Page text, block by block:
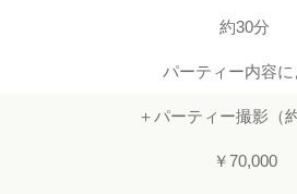
約30分
パーティー内容に
＋パーティー撮影（
￥70,000